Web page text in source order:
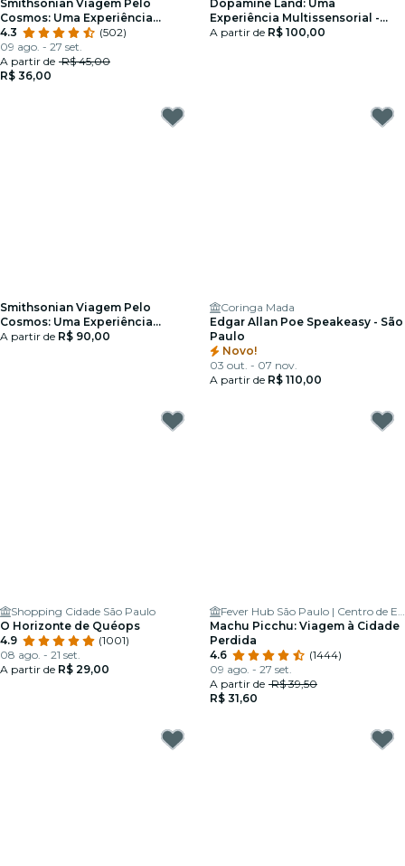
Smithsonian Viagem Pelo
Cosmos: Uma Experiência
Imersiva
4.3
(502)
09 ago. - 27 set.
A partir de R$ 45,00
R$ 36,00
Dopamine Land: Uma
Experiência Multissensorial -
Cartão-Presente
A partir de R$ 100,00
Smithsonian Viagem Pelo
Cosmos: Uma Experiência
Imersiva - Cartão-Presente
A partir de R$ 90,00
Coringa Mada
Edgar Allan Poe Speakeasy - São
Paulo
Novo!
03 out. - 07 nov.
A partir de R$ 110,00
Shopping Cidade São Paulo
O Horizonte de Quéops
4.9
(1001)
08 ago. - 21 set.
A partir de R$ 29,00
Fever Hub São Paulo | Centro de Experiências Imersivas
Machu Picchu: Viagem à Cidade
Perdida
4.6
(1444)
09 ago. - 27 set.
A partir de R$ 39,50
R$ 31,60